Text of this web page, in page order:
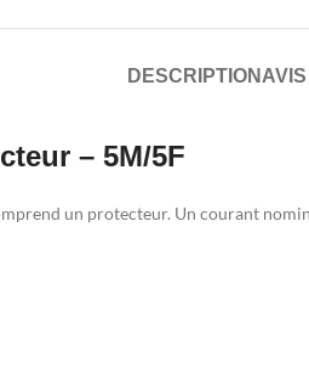
DESCRIPTION
– 5M/5F
un protecteur. Un courant